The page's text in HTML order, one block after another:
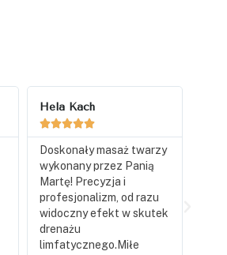
Patrycja Kuba

Bardzo miła obsługa,
przyjemne wietrze,
przyjemna atmosferą,
brak kolejek wysoką
jakość usług